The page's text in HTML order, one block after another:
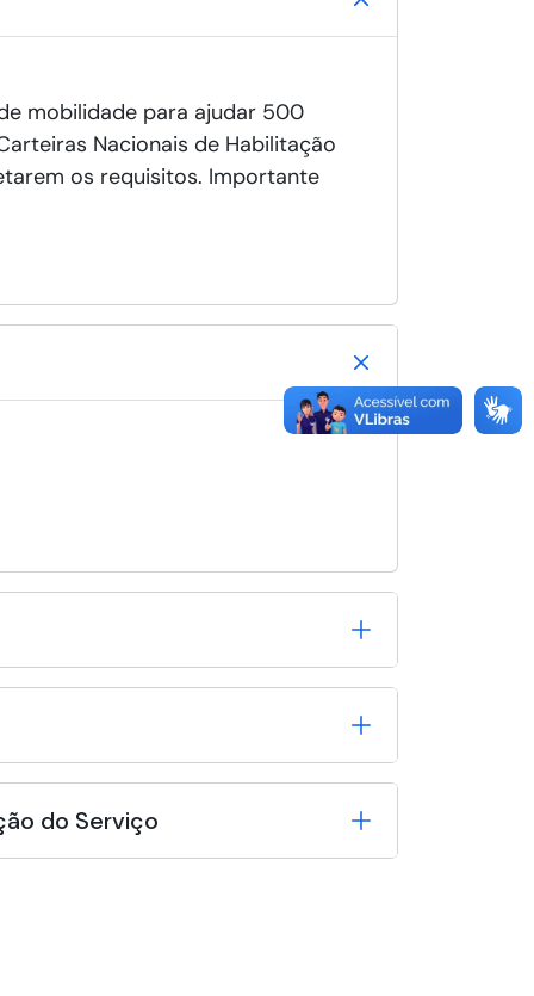
mobilidade para ajudar 500
Nacionais de Habilitação
os requisitos. Importante
do Serviço